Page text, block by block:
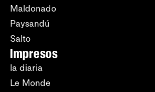
Maldonado
Paysandú
Salto
Impresos
la diaria
Le Monde